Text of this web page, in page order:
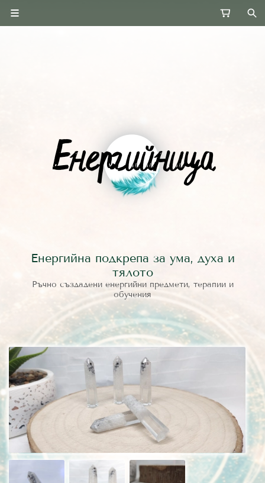
Енергийна подкрепа за ума, духа и
тялото
Ръчно създадени енергийни предмети, терапии и
обучения